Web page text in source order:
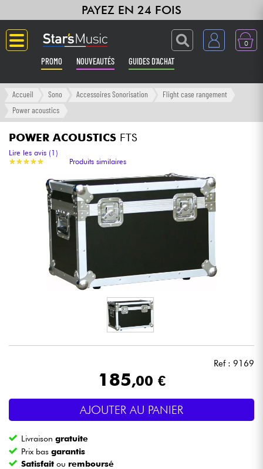
PAYEZ EN 24 FOIS
0
PROMO NOUVEAUTÉS GUIDES D'ACHAT
Langue
Amplis & Effets
Claviers & Pianos
Synthés & Sampleurs
Home Studio
Casques
Eclairage
Vents
Accueil Sono Accessoires Sonorisation
Flight case rangement
Power acoustics
POWER ACOUSTICS FTS
★★★★★
★★★★★
Lire les avis (1)
Produits similaires
Ref : 9169
185,00 €
AJOUTER AU PANIER
Livraisongratuite
Prix basgarantis
Satisfait ou remboursé